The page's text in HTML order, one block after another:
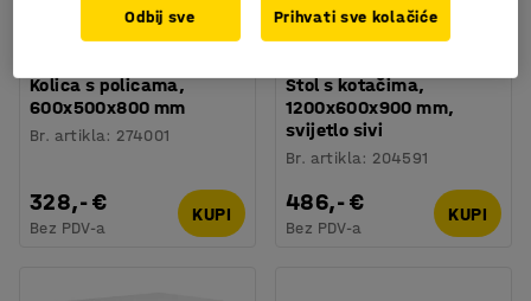
Kolica s policama,
600x500x800 mm
Br. artikla: 274001
328,- €
Bez PDV-a
KUPI
Stol s kotačima,
1200x600x900 mm,
svijetlo sivi
Br. artikla: 204591
486,- €
Bez PDV-a
KUPI
Odbij sve Prihvati sve kolačiće